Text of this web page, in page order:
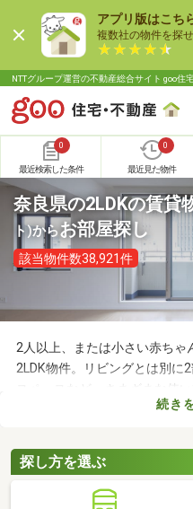
アプリ版はこち
複数社の物件を探せ
NTTグループ運営の不動産総合サイト goo住
0
最近検索した条件
0
最近見た物件
奈良県の2LDKの賃貸
ト)からお部屋探し
該当物件数38,921件
2人以上、または小さい赤ちゃ
2LDK物件。リビングとは別に
スペースなど、さまざまな使
れば子ども部屋にもできるの
チェックして、希望にぴった
続き
探し方を選ぶ